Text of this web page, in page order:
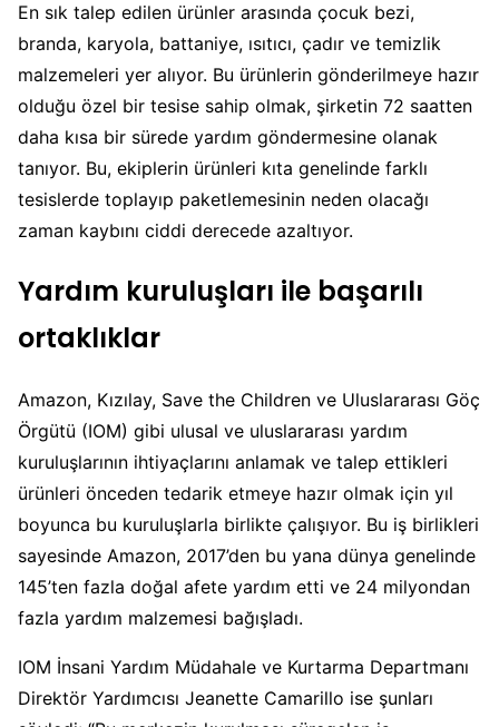
En sık talep edilen ürünler arasında çocuk bezi,
branda, karyola, battaniye, ısıtıcı, çadır ve temizlik
malzemeleri yer alıyor. Bu ürünlerin gönderilmeye hazır
olduğu özel bir tesise sahip olmak, şirketin 72 saatten
daha kısa bir sürede yardım göndermesine olanak
tanıyor. Bu, ekiplerin ürünleri kıta genelinde farklı
tesislerde toplayıp paketlemesinin neden olacağı
zaman kaybını ciddi derecede azaltıyor.
Yardım kuruluşları ile başarılı
ortaklıklar
Amazon, Kızılay, Save the Children ve Uluslararası Göç
Örgütü (IOM) gibi ulusal ve uluslararası yardım
kuruluşlarının ihtiyaçlarını anlamak ve talep ettikleri
ürünleri önceden tedarik etmeye hazır olmak için yıl
boyunca bu kuruluşlarla birlikte çalışıyor. Bu iş birlikleri
sayesinde Amazon, 2017’den bu yana dünya genelinde
145’ten fazla doğal afete yardım etti ve 24 milyondan
fazla yardım malzemesi bağışladı.
IOM İnsani Yardım Müdahale ve Kurtarma Departmanı
Direktör Yardımcısı Jeanette Camarillo ise şunları